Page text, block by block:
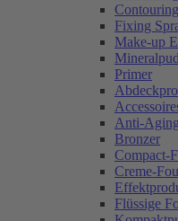
Fixing
Make-up
Primer
Anti-
Bronzer
Compact-
Creme-
Flüssige